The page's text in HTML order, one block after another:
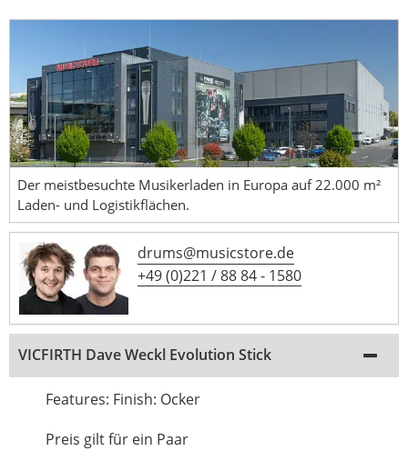
Der meistbesuchte Musikerladen in Europa auf 22.000 m²
Laden- und Logistikflächen.
drums@musicstore.de
+49 (0)221 / 88 84 - 1580
VICFIRTH Dave Weckl Evolution Stick
Features: Finish: Ocker
Preis gilt für ein Paar